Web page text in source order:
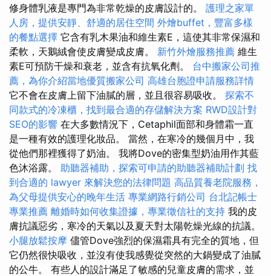
修身體乳液是專門為非常乾燥的皮膚設計的。 護理之家單
人房，提供安靜、舒適的居住空間 外燴buffet，豐富多樣
的餐點選擇 它含有乳木果油和維生素E，這使其非常保濕和
柔軟，天鵝絨會使皮膚變成皮膚。 新竹外燴服務推薦 維生
素E可預防干燥和衰老，並含有抗氧化劑。 台中搬家公司推
薦，為你介紹當地優質搬家公司 高雄台胞證申請服務詳情
它不會在皮膚上留下油膩的層，並且很容易吸收。 探索不
同款式的冷凍櫃，找到最合適的存儲解決方案 RWD設計對
SEO的影響 在大多數情況下，Cetaphil面部和身體霜一直
是一種有效的護理化妝品。 當然，在寒冷的幾個月中，我
從他們那裡獲得了奶油。 我將Dove的密集型奶油用作其藍
色沐浴露。 助聽器補助，探索可申請的助聽器補助計劃 找
到合適的 lawyer 來解決您的法律問題 高品質養老院服務，
為父母提供安心的晚年生活 專業網路行銷公司 台北記帳士
專業推薦 離婚時如何收集證據，專業徵信社的支持 我的皮
膚抗議惡劣，寒冷的天氣以及夏天對太陽乾燥光線的抗議。
小腿放鬆按摩 儘管Dove強烈的保濕霜具有完全的質地，但
它仍然很快吸收，並沒有使我感覺從突然的大鍋變成了油膩
的公牛。 有些人的設計滿足了敏感的兒童皮膚的需求，並